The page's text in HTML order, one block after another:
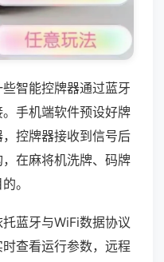
智能控牌器通过蓝牙
手机端软件预设好牌
控牌器接收到信号后
在麻将机洗牌、码牌
。
蓝牙与WiFi数据协议
查看运行参数，远程